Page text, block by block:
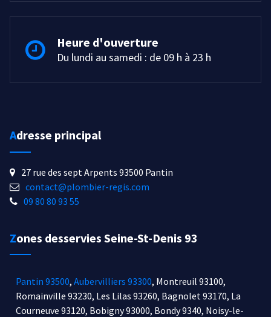
Heure d'ouverture
Du lundi au samedi : de 09 h à 23 h
Adresse principal
27 rue des sept Arpents 93500 Pantin
contact@plombier-regis.com
09 80 80 93 55
Zones desservies Seine-St-Denis 93
Pantin 93500, Aubervilliers 93300, Montreuil 93100,
Romainville 93230, Les Lilas 93260, Bagnolet 93170, La
Courneuve 93120, Bobigny 93000, Bondy 9340, Noisy-le-